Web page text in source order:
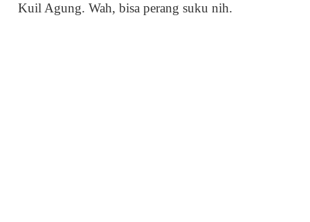
Kuil Agung. Wah, bisa perang suku nih.